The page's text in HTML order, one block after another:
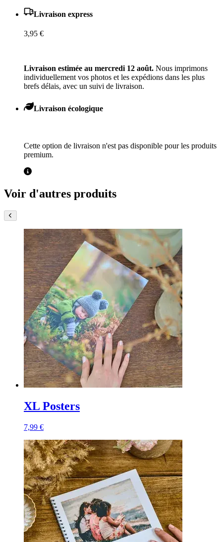
Livraison express
3,95 €
Livraison estimée au mercredi 12 août. Nous imprimons
individuellement vos photos et les expédions dans les plus
brefs délais, avec un suivi de livraison.
Livraison écologique
Cette option de livraison n'est pas disponible pour les produits
premium.
Voir d'autres produits
XL Posters
7,99 €